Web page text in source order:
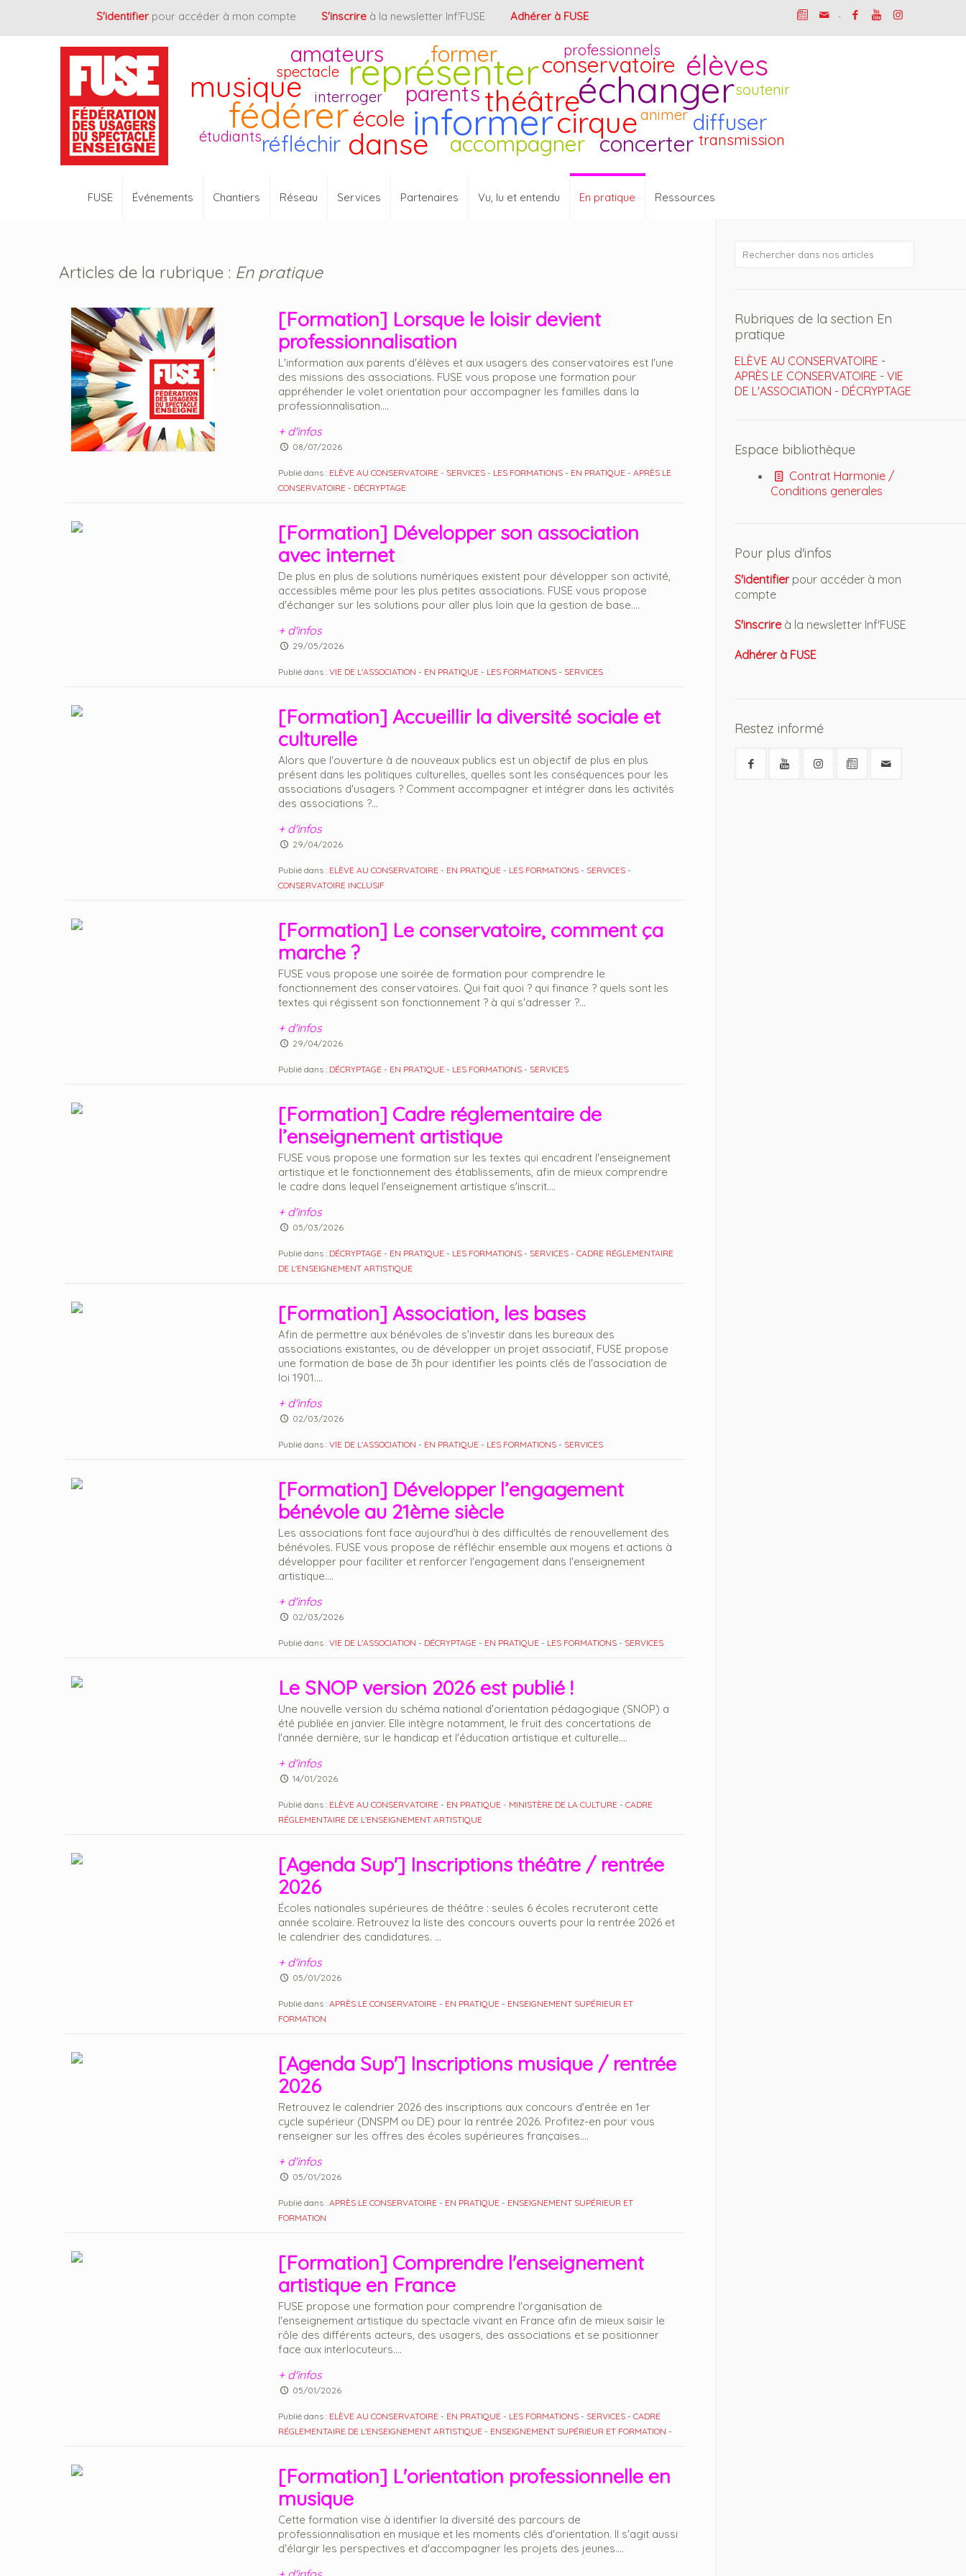
S'identifier pour accéder à mon compte S'inscrire à la newsletter Inf'FUSE Adhérer à FUSE -
FUSE Événements Chantiers Réseau Services Partenaires Vu, lu et entendu En pratique Ressources
amateurs
interroger
spectacle
musique
fédérer
élèves
diffuser
danse
représenter
animer
réfléchir
soutenir
professionnels
informercirque
concerter
parents théâtre
former
accompagner transmission
étudiants
échanger
conservatoire
école
Articles de la rubrique : En pratique
[Formation] Lorsque le loisir devient
professionnalisation
L'information aux parents d'élèves et aux usagers des conservatoires est l'une
des missions des associations. FUSE vous propose une formation pour
appréhender le volet orientation pour accompagner les familles dans la
professionnalisation....
+ d'infos
08/07/2026
Publié dans : ELÈVE AU CONSERVATOIRE- SERVICES- LES FORMATIONS- EN PRATIQUE- APRÈS LE
CONSERVATOIRE- DÉCRYPTAGE
[Formation] Développer son association
avec internet
De plus en plus de solutions numériques existent pour développer son activité,
accessibles même pour les plus petites associations. FUSE vous propose
d'échanger sur les solutions pour aller plus loin que la gestion de base....
+ d'infos
29/05/2026
Publié dans : VIE DE L'ASSOCIATION - EN PRATIQUE- LES FORMATIONS- SERVICES
[Formation] Accueillir la diversité sociale et
culturelle
Alors que l'ouverture à de nouveaux publics est un objectif de plus en plus
présent dans les politiques culturelles, quelles sont les conséquences pour les
associations d'usagers ? Comment accompagner et intégrer dans les activités
des associations ?...
+ d'infos
29/04/2026
Publié dans : ELÈVE AU CONSERVATOIRE- EN PRATIQUE- LES FORMATIONS- SERVICES-
CONSERVATOIRE INCLUSIF
[Formation] Le conservatoire, comment ça
marche ?
FUSE vous propose une soirée de formation pour comprendre le
fonctionnement des conservatoires. Qui fait quoi ? qui finance ? quels sont les
textes qui régissent son fonctionnement ? à qui s'adresser ?...
+ d'infos
29/04/2026
Publié dans : DÉCRYPTAGE- EN PRATIQUE- LES FORMATIONS- SERVICES
[Formation] Cadre réglementaire de
l’enseignement artistique
FUSE vous propose une formation sur les textes qui encadrent l'enseignement
artistique et le fonctionnement des établissements, afin de mieux comprendre
le cadre dans lequel l'enseignement artistique s'inscrit....
+ d'infos
05/03/2026
Publié dans : DÉCRYPTAGE- EN PRATIQUE- LES FORMATIONS- SERVICES- CADRE RÉGLEMENTAIRE
DE L'ENSEIGNEMENT ARTISTIQUE
[Formation] Association, les bases
Afin de permettre aux bénévoles de s'investir dans les bureaux des
associations existantes, ou de développer un projet associatif, FUSE propose
une formation de base de 3h pour identifier les points clés de l'association de
loi 1901....
+ d'infos
02/03/2026
Publié dans : VIE DE L'ASSOCIATION - EN PRATIQUE- LES FORMATIONS- SERVICES
[Formation] Développer l’engagement
bénévole au 21ème siècle
Les associations font face aujourd'hui à des difficultés de renouvellement des
bénévoles. FUSE vous propose de réfléchir ensemble aux moyens et actions à
développer pour faciliter et renforcer l'engagement dans l'enseignement
artistique....
+ d'infos
02/03/2026
Publié dans : VIE DE L'ASSOCIATION - DÉCRYPTAGE- EN PRATIQUE- LES FORMATIONS- SERVICES
Le SNOP version 2026 est publié !
Une nouvelle version du schéma national d'orientation pédagogique (SNOP) a
été publiée en janvier. Elle intègre notamment, le fruit des concertations de
l'année dernière, sur le handicap et l'éducation artistique et culturelle....
+ d'infos
14/01/2026
Publié dans : ELÈVE AU CONSERVATOIRE- EN PRATIQUE- MINISTÈRE DE LA CULTURE- CADRE
RÉGLEMENTAIRE DE L'ENSEIGNEMENT ARTISTIQUE
[Agenda Sup'] Inscriptions théâtre / rentrée
2026
Écoles nationales supérieures de théâtre : seules 6 écoles recruteront cette
année scolaire. Retrouvez la liste des concours ouverts pour la rentrée 2026 et
le calendrier des candidatures. ...
+ d'infos
05/01/2026
Publié dans : APRÈS LE CONSERVATOIRE- EN PRATIQUE- ENSEIGNEMENT SUPÉRIEUR ET
FORMATION
[Agenda Sup'] Inscriptions musique / rentrée
2026
Retrouvez le calendrier 2026 des inscriptions aux concours d'entrée en 1er
cycle supérieur (DNSPM ou DE) pour la rentrée 2026. Profitez-en pour vous
renseigner sur les offres des écoles supérieures françaises....
+ d'infos
05/01/2026
Publié dans : APRÈS LE CONSERVATOIRE- EN PRATIQUE- ENSEIGNEMENT SUPÉRIEUR ET
FORMATION
[Formation] Comprendre l'enseignement
artistique en France
FUSE propose une formation pour comprendre l'organisation de
l'enseignement artistique du spectacle vivant en France afin de mieux saisir le
rôle des différents acteurs, des usagers, des associations et se positionner
face aux interlocuteurs....
+ d'infos
05/01/2026
Publié dans : ELÈVE AU CONSERVATOIRE- EN PRATIQUE- LES FORMATIONS- SERVICES- CADRE
RÉGLEMENTAIRE DE L'ENSEIGNEMENT ARTISTIQUE- ENSEIGNEMENT SUPÉRIEUR ET FORMATION -
[Formation] L'orientation professionnelle en
musique
Cette formation vise à identifier la diversité des parcours de
professionnalisation en musique et les moments clés d'orientation. Il s'agit aussi
d'élargir les perspectives et d'accompagner les projets des jeunes....
Rubriques de la section En
pratique
ELÈVE AU CONSERVATOIRE -
APRÈS LE CONSERVATOIRE - VIE
DE L'ASSOCIATION - DÉCRYPTAGE
Espace bibliothèque
Contrat Harmonie /
Conditions generales
Pour plus d'infos
S'identifierpour accéder à mon
compte
S'inscrireà la newsletter Inf'FUSE
Adhérer à FUSE
Restez informé